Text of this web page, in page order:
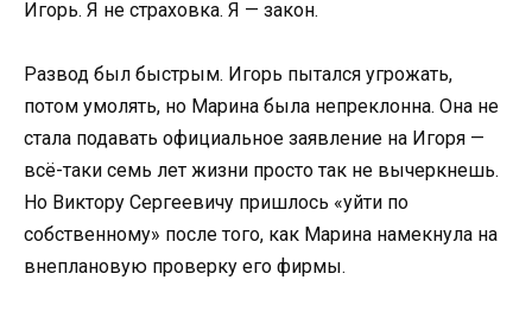
Игорь. Я не страховка. Я — закон.
Развод был быстрым. Игорь пытался угрожать,
потом умолять, но Марина была непреклонна. Она не
стала подавать официальное заявление на Игоря —
всё-таки семь лет жизни просто так не вычеркнешь.
Но Виктору Сергеевичу пришлось «уйти по
собственному» после того, как Марина намекнула на
внеплановую проверку его фирмы.